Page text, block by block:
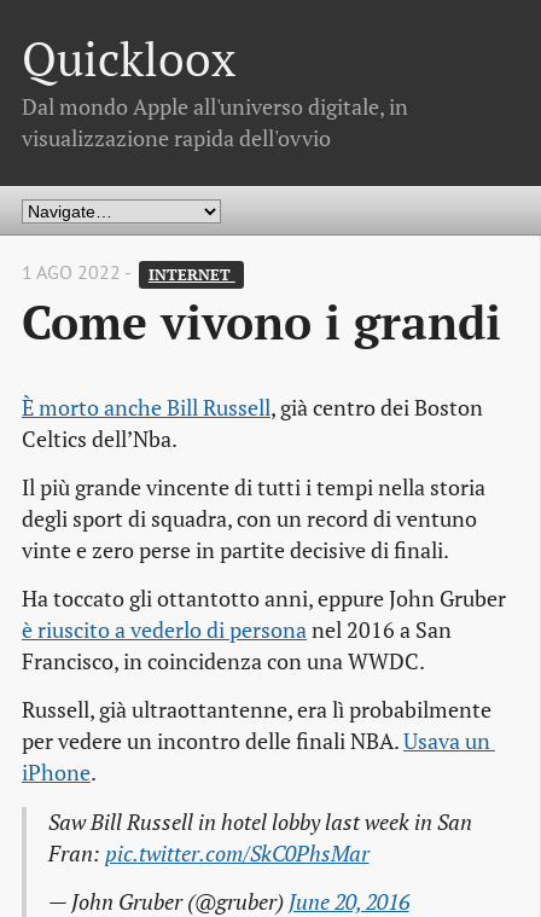
Quickloox
Dal mondo Apple all'universo digitale, in
visualizzazione rapida dell'ovvio
1 AGO 2022 - INTERNET
Come vivono i grandi
È morto anche Bill Russell, già centro dei Boston
Celtics dell’Nba.
Il più grande vincente di tutti i tempi nella storia
degli sport di squadra, con un record di ventuno
vinte e zero perse in partite decisive di finali.
Ha toccato gli ottantotto anni, eppure John Gruber
è riuscito a vederlo di personanel 2016 a San
Francisco, in coincidenza con una WWDC.
Russell, già ultraottantenne, era lì probabilmente
per vedere un incontro delle finali NBA.Usava un
iPhone.
Saw Bill Russell in hotel lobby last week in San
Fran: pic.twitter.com/SkC0PhsMar
— John Gruber (@gruber) June 20, 2016